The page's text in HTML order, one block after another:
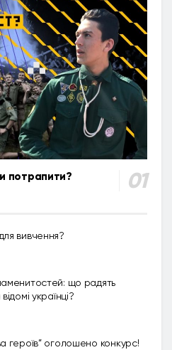
потрапити?
вивчення?
що радять
українці?
героїв” оголошено конкурс!